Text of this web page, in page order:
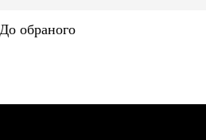
До обраного